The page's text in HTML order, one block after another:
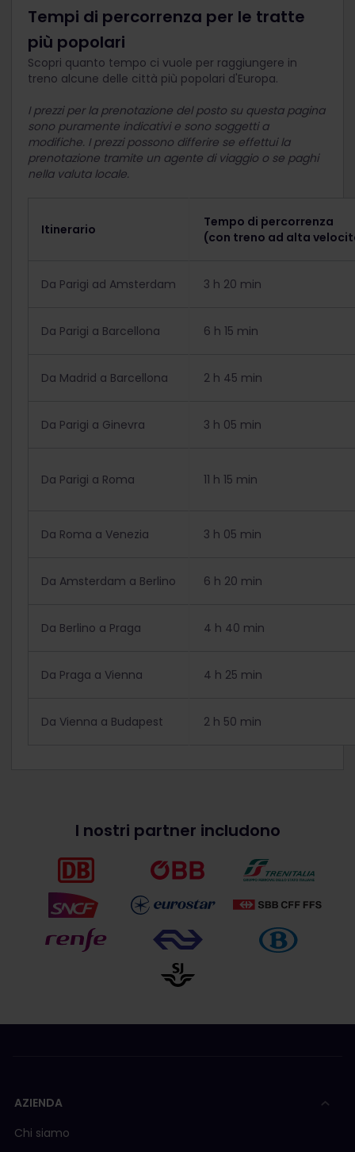
Tempi di percorrenza per le tratte
più popolari
Scopri quanto tempo ci vuole per raggiungere in
treno alcune delle città più popolari d'Europa.
I prezzi per la prenotazione del posto su questa pagina
sono puramente indicativi e sono soggetti a
modifiche. I prezzi possono differire se effettui la
prenotazione tramite un agente di viaggio o se paghi
nella valuta locale.
Itinerario
Tempo di percorrenza
(con treno ad alta
Da Parigi ad Amsterdam 3 h 20 min
Da Parigi a Barcellona 6 h 15 min
Da Madrid a Barcellona 2 h 45 min
Da Parigi a Ginevra 3 h 05 min
Da Parigi a Roma 11 h 15 min
Da Roma a Venezia 3 h 05 min
Da Amsterdam a Berlino 6 h 20 min
Da Berlino a Praga 4 h 40 min
Da Praga a Vienna 4 h 25 min
Da Vienna a Budapest 2 h 50 min
I nostri partner includono
AZIENDA
Chi siamo